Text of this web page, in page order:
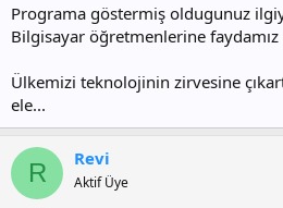
Programa göstermiş oldugunuz
Bilgisayar öğretmenlerine
Ülkemizi teknolojinin zirvesine
ele...
R Revi
Aktif Üye